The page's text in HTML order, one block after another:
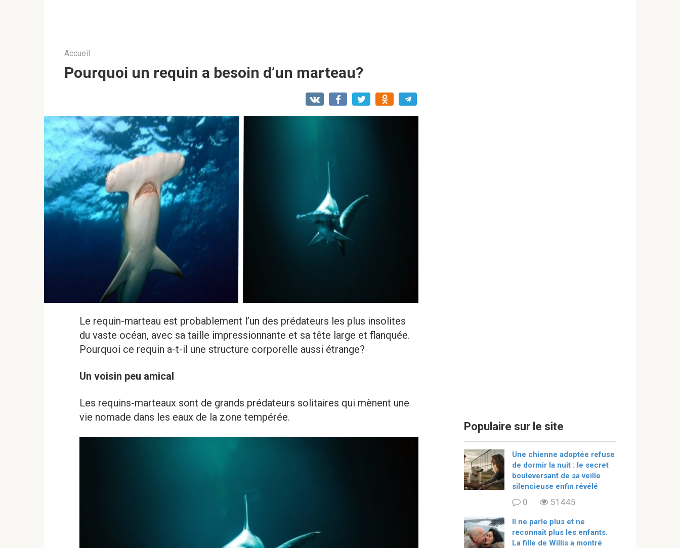
Accueil
Pourquoi un requin a besoin d’un marteau?
Le requin-marteau est probablement l’un des prédateurs les plus insolites
du vaste océan, avec sa taille impressionnante et sa tête large et flanquée.
Pourquoi ce requin a-t-il une structure corporelle aussi étrange?
Un voisin peu amical
Les requins-marteaux sont de grands prédateurs solitaires qui mènent une
vie nomade dans les eaux de la zone tempérée.
Populaire sur le site
Une chienne adoptée refuse
de dormir la nuit : le secret
bouleversant de sa veille
silencieuse enfin révélé
0 51445
Il ne parle plus et ne
reconnaît plus les enfants.
La fille de Willis a montré